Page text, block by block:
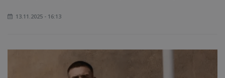
13.11.2025 - 16:13